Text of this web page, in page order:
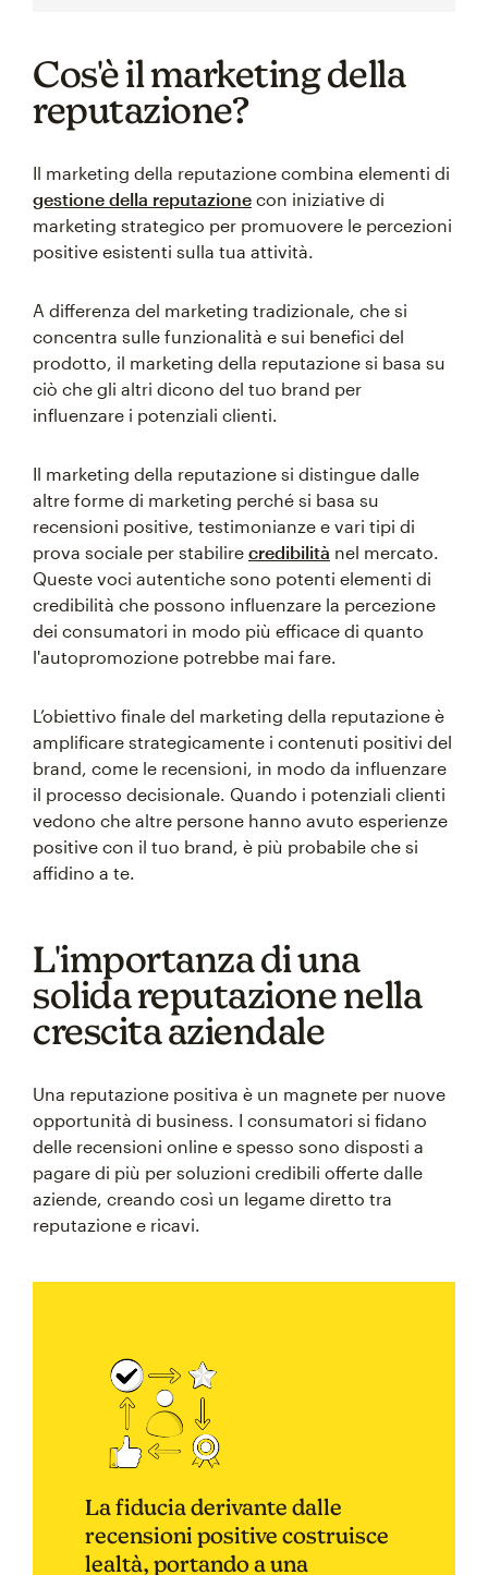
Cos'è il marketing della
reputazione?
Il marketing della reputazione combina elementi di
gestione della reputazione con iniziative di
marketing strategico per promuovere le percezioni
positive esistenti sulla tua attività.
A differenza del marketing tradizionale, che si
concentra sulle funzionalità e sui benefici del
prodotto, il marketing della reputazione si basa su
ciò che gli altri dicono del tuo brand per
influenzare i potenziali clienti.
Il marketing della reputazione si distingue dalle
altre forme di marketing perché si basa su
recensioni positive, testimonianze e vari tipi di
prova sociale per stabilire credibilità nel mercato.
Queste voci autentiche sono potenti elementi di
credibilità che possono influenzare la percezione
dei consumatori in modo più efficace di quanto
l'autopromozione potrebbe mai fare.
L’obiettivo finale del marketing della reputazione è
amplificare strategicamente i contenuti positivi del
brand, come le recensioni, in modo da influenzare
il processo decisionale. Quando i potenziali clienti
vedono che altre persone hanno avuto esperienze
positive con il tuo brand, è più probabile che si
affidino a te.
L'importanza di una
solida reputazione nella
crescita aziendale
Una reputazione positiva è un magnete per nuove
opportunità di business. I consumatori si fidano
delle recensioni online e spesso sono disposti a
pagare di più per soluzioni credibili offerte dalle
aziende, creando così un legame diretto tra
reputazione e ricavi.
La fiducia derivante dalle
recensioni positive costruisce
lealtà, portando a una